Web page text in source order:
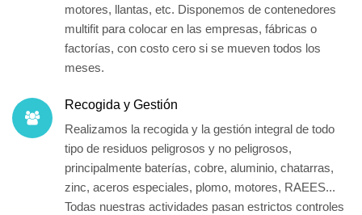
motores, llantas, etc. Disponemos de contenedores
multifit para colocar en las empresas, fábricas o
factorías, con costo cero si se mueven todos los
meses.
Recogida y Gestión
Realizamos la recogida y la gestión integral de todo
tipo de residuos peligrosos y no peligrosos,
principalmente baterías, cobre, aluminio, chatarras,
zinc, aceros especiales, plomo, motores, RAEES...
Todas nuestras actividades pasan estrictos controles